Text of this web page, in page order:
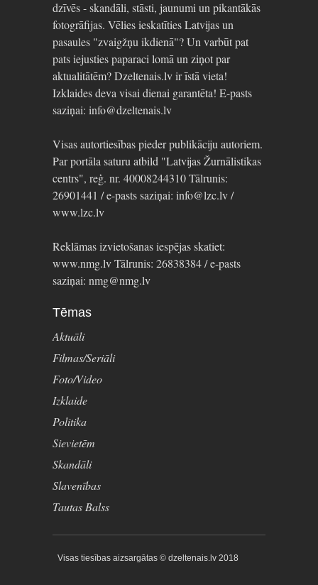
dzīvēs - skandāli, stāsti, jaunumi un pikantākās
fotogrāfijas. Vēlies ieskatīties Latvijas un
pasaules "zvaigžņu ikdienā"? Un varbūt pat
pats iejusties paparaci lomā un ziņot par
aktualitātēm? Dzeltenais.lv ir īstā vieta!
Izklaides deva visai dienai garantēta! E-pasts
saziņai: info@dzeltenais.lv
Visas autortiesības pieder publikāciju autoriem.
Par portāla saturu atbild "Latvijas Žurnālistikas
centrs", reģ. nr. 40008244310 Tālrunis:
26901441 / e-pasts saziņai: info@lzc.lv /
www.lzc.lv
Reklāmas izvietošanas iespējas skatiet:
www.nmg.lv Tālrunis: 26838384 / e-pasts
saziņai: nmg@nmg.lv
Tēmas
Aktuāli
Filmas/Seriāli
Foto/Video
Izklaide
Politika
Sievietēm
Skandāli
Slavenības
Tautas Balss
Visas tiesības aizsargātas © dzeltenais.lv 2018